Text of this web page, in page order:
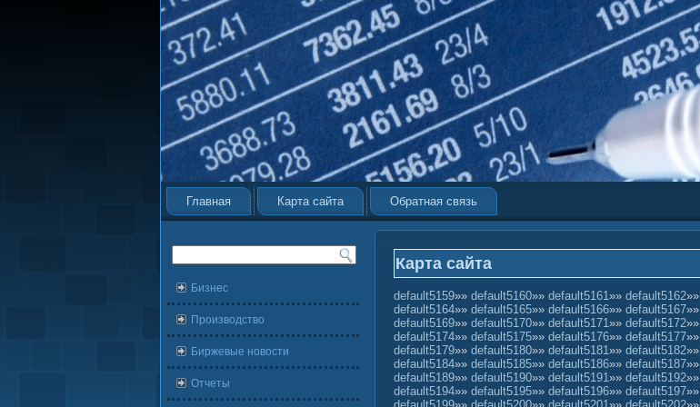
Главная Карта сайта Обратная связь
Бизнес
Производство
Биржевые новости
Отчеты
Карта сайта
default5159»» default5160»» default5161»» default5162»»
default5164»» default5165»» default5166»» default5167»»
default5169»» default5170»» default5171»» default5172»»
default5174»» default5175»» default5176»» default5177»»
default5179»» default5180»» default5181»» default5182»»
default5184»» default5185»» default5186»» default5187»»
default5189»» default5190»» default5191»» default5192»»
default5194»» default5195»» default5196»» default5197»»